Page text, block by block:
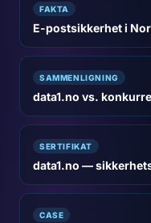
FAKTA
E-postsikkerhet i
SAMMENLIGNING
data1.no vs.
SERTIFIKAT
data1.no —
CASE